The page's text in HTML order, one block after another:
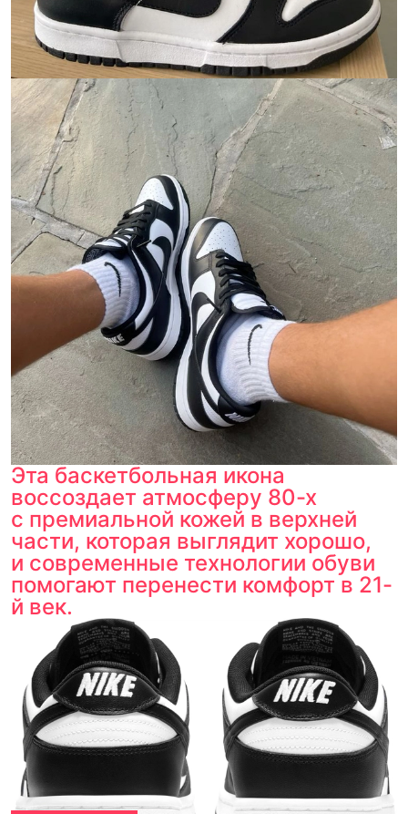
Эта баскетбольная икона
воссоздает атмосферу 80-х
с премиальной кожей в верхней
части, которая выглядит хорошо,
и современные технологии обуви
помогают перенести комфорт в 21-
й век.